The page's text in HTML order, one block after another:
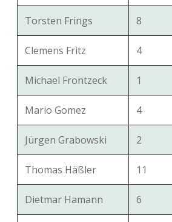
Torsten Frings 8
Clemens Fritz 4
Michael Frontzeck 1
Mario Gomez 4
Jürgen Grabowski 2
Thomas Häßler 11
Dietmar Hamann 6